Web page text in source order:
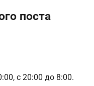
поста
с 20:00 до 8:00.